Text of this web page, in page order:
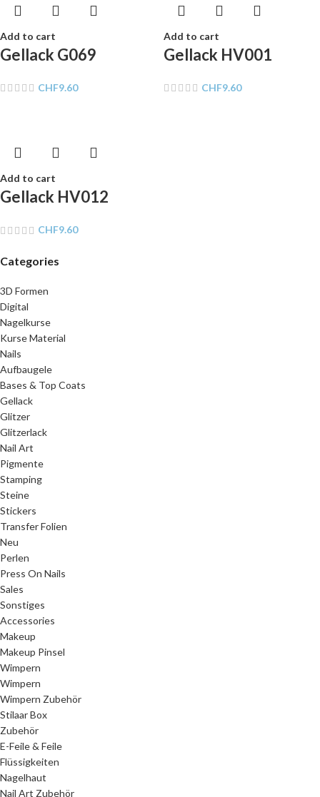
Categories
3D Formen
Digital
Nagelkurse
Kurse Material
Nails
Aufbaugele
Bases & Top Coats
Gellack
Glitzer
Glitzerlack
Nail Art
Pigmente
Stamping
Steine
Stickers
Transfer Folien
Neu
Perlen
Press On Nails
Sales
Sonstiges
Accessories
Makeup
Makeup Pinsel
Wimpern
Wimpern
Wimpern Zubehör
Stilaar Box
Zubehör
E-Feile & Feile
Flüssigkeiten
Nagelhaut
Nail Art Zubehör
Add to cart
Gellack G069
CHF9.60
Add to cart
Gellack HV001
CHF9.60
Add to cart
Gellack HV012
CHF9.60